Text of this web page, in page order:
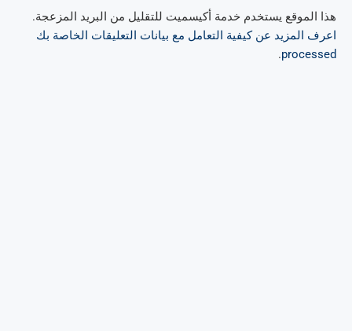
هذا الموقع يستخدم خدمة أكيسميت للتقليل من البريد المزعجة.
اعرف المزيد عن كيفية التعامل مع بيانات التعليقات الخاصة بك
processed
.